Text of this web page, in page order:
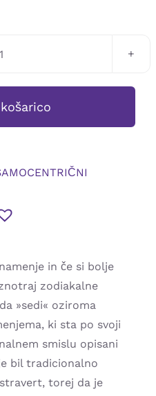
Matjaž
LEV,
in če si bolje
zodiakalne
»sedi« oziroma
ki sta po svoji
smislu opisani
bil tradicionalno
torej da je